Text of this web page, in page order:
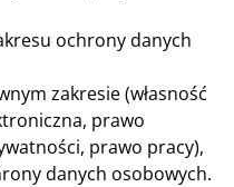
ochrony danych
zakresie (własność
prawo
prawo pracy),
danych osobowych.